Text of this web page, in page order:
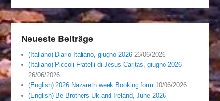
Neueste Beiträge
(Italiano) Diario Italiano, giugno 2026 26/06/2026
(Italiano) Piccoli Fratelli di Jesus Caritas, giugno 2026
26/06/2026
(English) 2026 Nazareth week Booking form 10/06/2026
(English) Be Brothers Uk and Ireland, June 2026